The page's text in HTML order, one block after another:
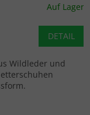
Auf Lager
DETAIL
Wildleder und